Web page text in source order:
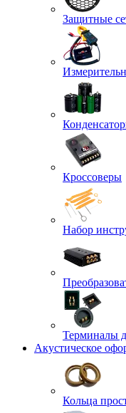
Защитные
Кроссоверы
Набор
Терминалы
Акустическое
Кольца